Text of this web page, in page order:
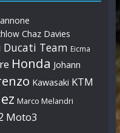
Chaz Davies
Ducati Team Eicma
Honda Johann
Kawasaki KTM
Marco Melandri
Moto3